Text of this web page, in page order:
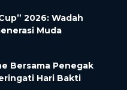
2026: Wadah
Muda
Bersama Penegak
Hari Bakti